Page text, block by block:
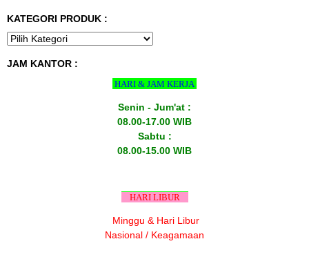
KATEGORI PRODUK :
JAM KANTOR :
HARI & JAM KERJA
Senin - Jum'at :
08.00-17.00 WIB
Sabtu :
08.00-15.00 WIB
HARI LIBUR
Minggu & Hari Libur
Nasional / Keagamaan